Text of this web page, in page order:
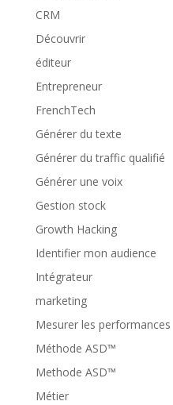
CRM
Découvrir
éditeur
Entrepreneur
FrenchTech
Générer du texte
Générer du traffic qualifié
Générer une voix
Gestion stock
Growth Hacking
Identifier mon audience
Intégrateur
marketing
Mesurer les performances
Méthode ASD™
Methode ASD™
Métier